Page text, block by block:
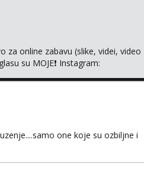
za online zabavu (slike, videi, video
su MOJE❗ Instagram:
one koje su ozbiljne i